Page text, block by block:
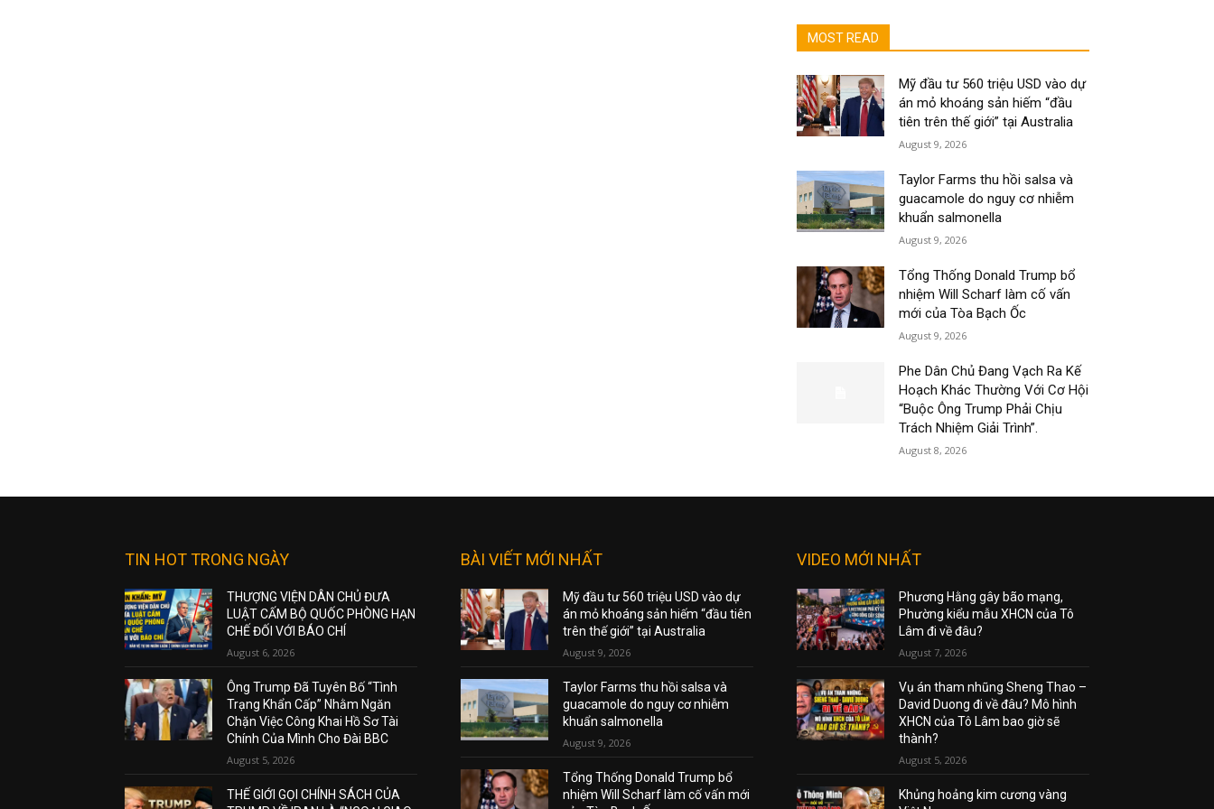
MOST READ
Mỹ đầu tư 560 triệu USD vào dự
án mỏ khoáng sản hiếm “đầu
tiên trên thế giới” tại Australia
August 9, 2026
Taylor Farms thu hồi salsa và
guacamole do nguy cơ nhiễm
khuẩn salmonella
August 9, 2026
Tổng Thống Donald Trump bổ
nhiệm Will Scharf làm cố vấn
mới của Tòa Bạch Ốc
August 9, 2026
Phe Dân Chủ Đang Vạch Ra Kế
Hoạch Khác Thường Với Cơ Hội
“Buộc Ông Trump Phải Chịu
Trách Nhiệm Giải Trình”.
August 8, 2026
TIN HOT TRONG NGÀY
THƯỢNG VIỆN DÂN CHỦ ĐƯA
LUẬT CẤM BỘ QUỐC PHÒNG HẠN
CHẾ ĐỐI VỚI BÁO CHÍ
August 6, 2026
Ông Trump Đã Tuyên Bố “Tình
Trạng Khẩn Cấp” Nhằm Ngăn
Chặn Việc Công Khai Hồ Sơ Tài
Chính Của Mình Cho Đài BBC
August 5, 2026
THẾ GIỚI GỌI CHÍNH SÁCH CỦA
BÀI VIẾT MỚI NHẤT
Mỹ đầu tư 560 triệu USD vào dự
án mỏ khoáng sản hiếm “đầu tiên
trên thế giới” tại Australia
August 9, 2026
Taylor Farms thu hồi salsa và
guacamole do nguy cơ nhiễm
khuẩn salmonella
August 9, 2026
Tổng Thống Donald Trump bổ
nhiệm Will Scharf làm cố vấn mới
VIDEO MỚI NHẤT
Phương Hằng gây bão mạng,
Phường kiểu mẫu XHCN của Tô
Lâm đi về đâu?
August 7, 2026
Vụ án tham nhũng Sheng Thao –
David Duong đi về đâu? Mô hình
XHCN của Tô Lâm bao giờ sẽ
thành?
August 5, 2026
Khủng hoảng kim cương vàng